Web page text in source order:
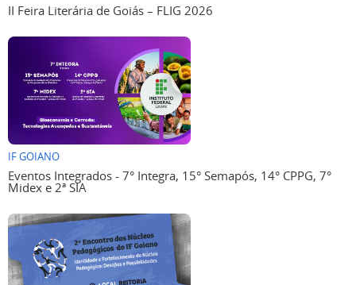
II Feira Literária de Goiás – FLIG 2026
IF GOIANO
Eventos Integrados - 7° Integra, 15° Semapós, 14° CPPG, 7°
Midex e 2ª SIA